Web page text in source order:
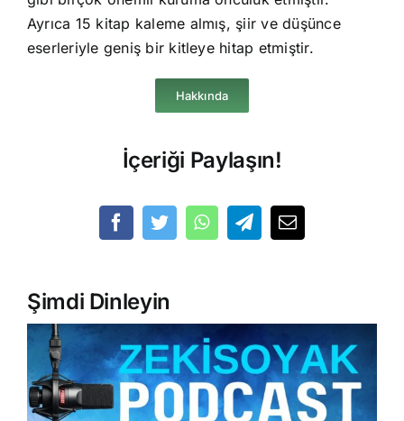
Ayrıca 15 kitap kaleme almış, şiir ve düşünce
eserleriyle geniş bir kitleye hitap etmiştir.
Hakkında
İçeriği Paylaşın!
Şimdi Dinleyin